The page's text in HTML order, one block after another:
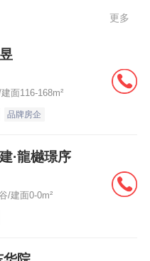
更多
面116-168m²
品牌房企
·龍樾璟序
/建面0-0m²